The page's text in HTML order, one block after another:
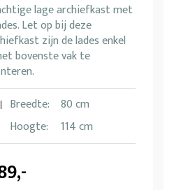
lage archiefkast met
Let op bij deze
zijn de lades enkel
bovenste vak te
Breedte:
80 cm
Hoogte:
114 cm